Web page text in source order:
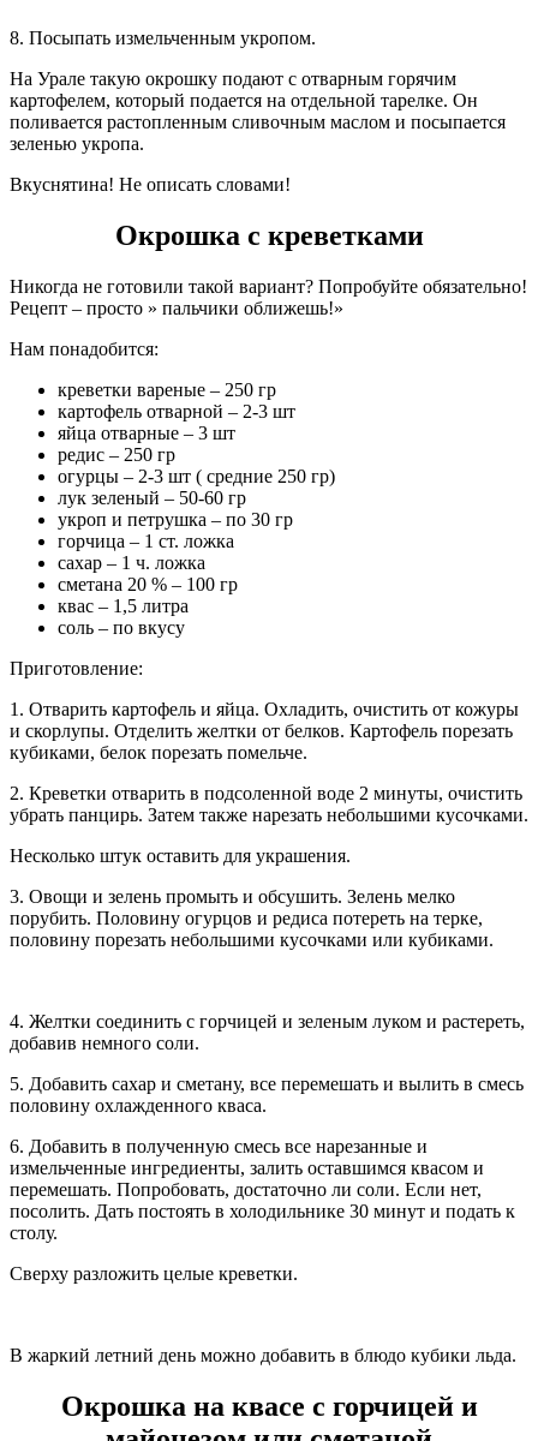
8. Посыпать измельченным укропом.
На Урале такую окрошку подают с отварным горячим
картофелем, который подается на отдельной тарелке. Он
поливается растопленным сливочным маслом и посыпается
зеленью укропа.
Вкуснятина! Не описать словами!
Окрошка с креветками
Никогда не готовили такой вариант? Попробуйте обязательно!
Рецепт – просто » пальчики оближешь!»
Нам понадобится:
креветки вареные – 250 гр
картофель отварной – 2-3 шт
яйца отварные – 3 шт
редис – 250 гр
огурцы – 2-3 шт ( средние 250 гр)
лук зеленый – 50-60 гр
укроп и петрушка – по 30 гр
горчица – 1 ст. ложка
сахар – 1 ч. ложка
сметана 20 % – 100 гр
квас – 1,5 литра
соль – по вкусу
Приготовление:
1. Отварить картофель и яйца. Охладить, очистить от кожуры
и скорлупы. Отделить желтки от белков. Картофель порезать
кубиками, белок порезать помельче.
2. Креветки отварить в подсоленной воде 2 минуты, очистить
убрать панцирь. Затем также нарезать небольшими кусочками.
Несколько штук оставить для украшения.
3. Овощи и зелень промыть и обсушить. Зелень мелко
порубить. Половину огурцов и редиса потереть на терке,
половину порезать небольшими кусочками или кубиками.
4. Желтки соединить с горчицей и зеленым луком и растереть,
добавив немного соли.
5. Добавить сахар и сметану, все перемешать и вылить в смесь
половину охлажденного кваса.
6. Добавить в полученную смесь все нарезанные и
измельченные ингредиенты, залить оставшимся квасом и
перемешать. Попробовать, достаточно ли соли. Если нет,
посолить. Дать постоять в холодильнике 30 минут и подать к
столу.
Сверху разложить целые креветки.
В жаркий летний день можно добавить в блюдо кубики льда.
Окрошка на квасе с горчицей и